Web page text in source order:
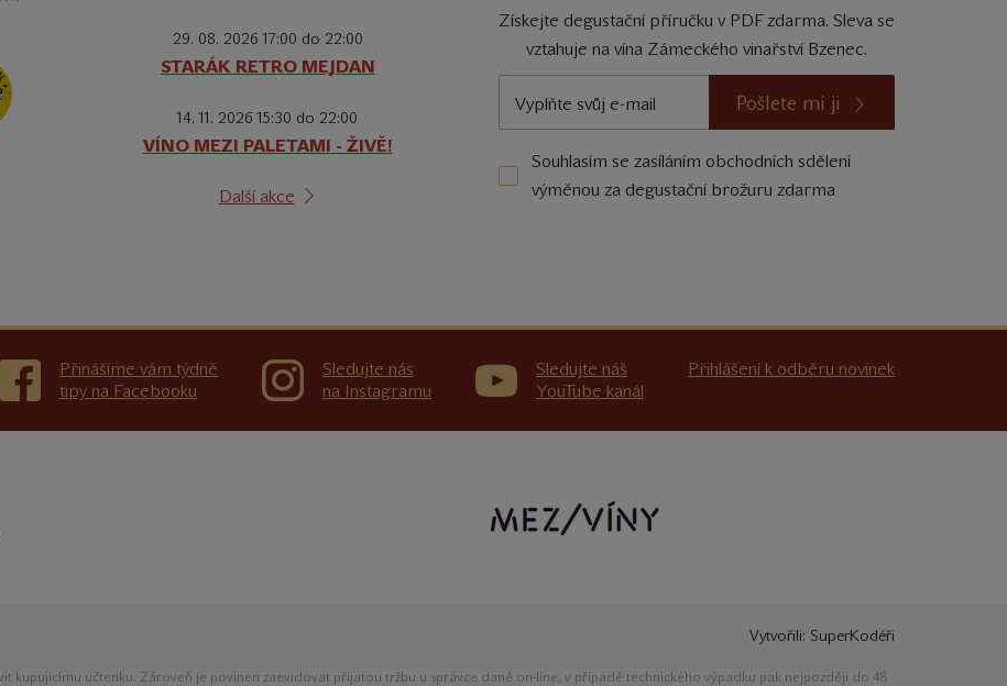
29. 08. 2026 17:00 do 22:00
STARÁK RETRO MEJDAN
14. 11. 2026 15:30 do 22:00
VÍNO MEZI PALETAMI - ŽIVĚ!
Další akce
Získejte degustační příručku v PDF zdarma. Sleva se
vztahuje na vína Zámeckého vinařství Bzenec.
Pošlete mi ji
Souhlasím se zasíláním obchodních sdělení
výměnou za degustační brožuru zdarma
Přinášíme vám týdně
tipy na Facebooku
Sledujte nás
na Instagramu
Sledujte náš
YouTube kanál
Přihlášení k odběru novinek
Vytvořili: SuperKodéři
kupujícímu účtenku. Zároveň je povinen zaevidovat přijatou tržbu u správce daně on-line; v případě technického výpadku pak nejpozději do 48